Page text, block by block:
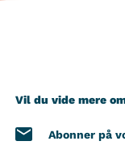
Vil du vide mere
Abonner på